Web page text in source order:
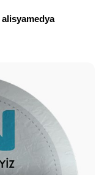
alisyamedya